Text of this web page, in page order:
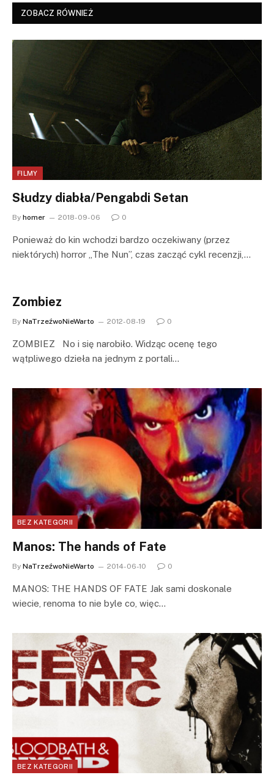
ZOBACZ RÓWNIEŻ
FILMY
Słudzy diabła/Pengabdi Setan
By homer 2018-09-06 0
Ponieważ do kin wchodzi bardzo oczekiwany (przez
niektórych) horror „The Nun”, czas zacząć cykl recenzji,…
Zombiez
By NaTrzeźwoNieWarto 2012-08-19 0
ZOMBIEZ No i się narobiło. Widząc ocenę tego
wątpliwego dzieła na jednym z portali…
BEZ KATEGORII
Manos: The hands of Fate
By NaTrzeźwoNieWarto 2014-06-10 0
MANOS: THE HANDS OF FATE Jak sami doskonale
wiecie, renoma to nie byle co, więc…
BEZ KATEGORII